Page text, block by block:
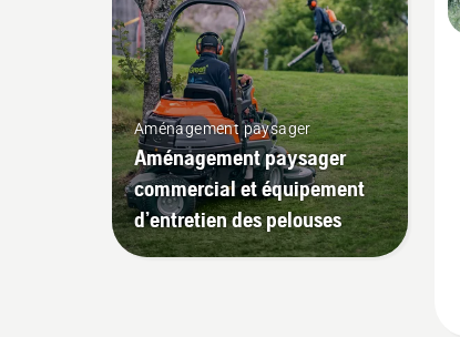
Aménagement paysager
Aménagement paysager
commercial et équipement
d’entretien des pelouses